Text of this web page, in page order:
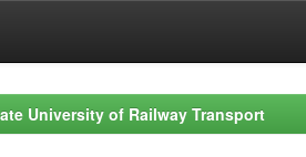
University of Railway Transport